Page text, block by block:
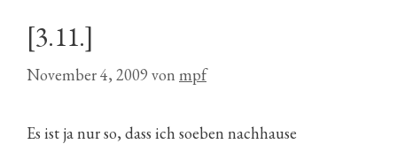
[3.11.]
November 4, 2009 von mpf
Es ist ja nur so, dass ich soeben nachhause